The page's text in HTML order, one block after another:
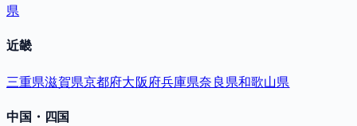
県
近畿
三重県滋賀県京都府大阪府兵庫県奈良県和歌山県
中国・四国